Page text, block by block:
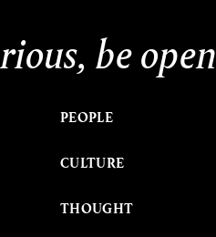
be open
PEOPLE
CULTURE
THOUGHT